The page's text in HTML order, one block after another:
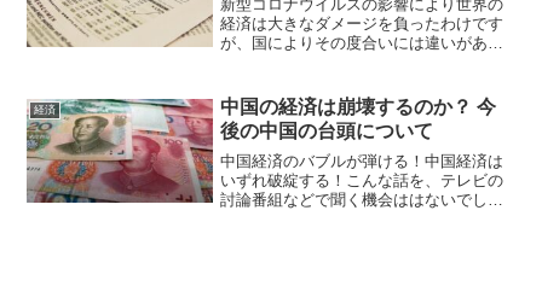
新型コロナウイルスの影響により世界の
経済は大きなダメージを負ったわけです
が、国によりその度合いには違いがある
と関係の深い国の株式指数が、新型コロ
ナウイルスの影響でどのよ...
経済
中国の経済は崩壊するのか？ 今
後の中国の台頭について
中国経済のバブルが弾ける！中国経済は
いずれ破綻する！こんな話を、テレビの
討論番組などで聞く機会ははないでしょ